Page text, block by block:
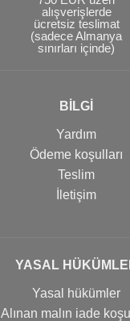
alışverişlerde
ücretsiz teslimat
(sadece Almanya
sınırları içinde)
BİLGİ
Yardım
Ödeme koşulları
Teslim
İletişim
YASAL
Yasal hükümler
Alınan malın iade